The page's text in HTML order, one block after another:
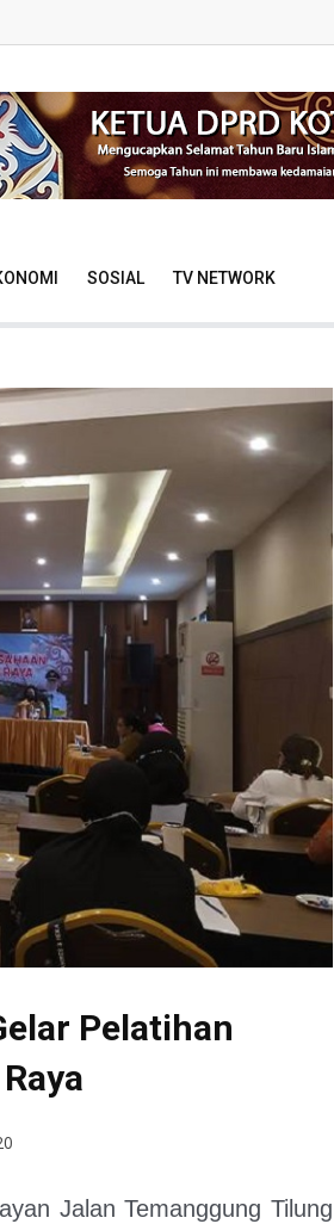
SOSIAL TV NETWORK
Pelatihan
Jalan Temanggung Tilung